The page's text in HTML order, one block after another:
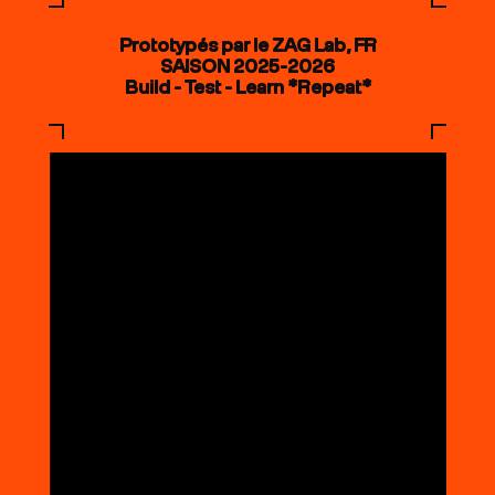
Prototypés par le ZAG Lab, FR
SAISON 2025-2026
Build - Test - Learn *Repeat*